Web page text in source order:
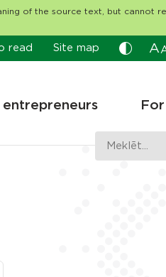
of the source text, but cannot
read Site map A
entrepreneurs